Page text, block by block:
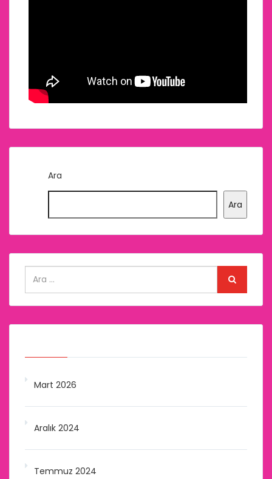
Ara
Ara
Mart 2026
Aralık 2024
Temmuz 2024